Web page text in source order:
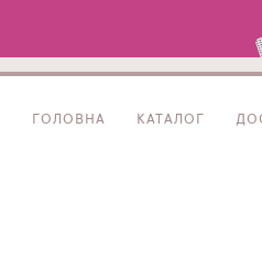
ГОЛОВНА КАТАЛОГ